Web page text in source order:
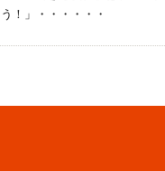
う！」・・・・・・